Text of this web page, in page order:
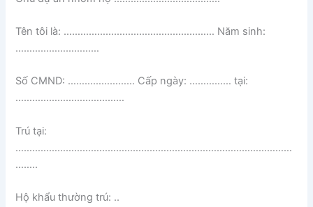
Tên tôi là: ……………………………………………… Năm sinh:
…………………………
Số CMND: …………………… Cấp ngày: …………… tại:
…………………………………
Trú tại:
………………………………………………………………………………………
……..
Hộ khẩu thường trú: ..